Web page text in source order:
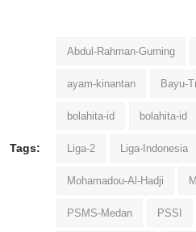
Tags:
Abdul-Rahman-Gurning
ayam-kinantan Bayu-
bolahita-id bolahita-id
Liga-2 Liga-Indonesia
Mohamadou-Al-Hadji
PSMS-Medan PSSI